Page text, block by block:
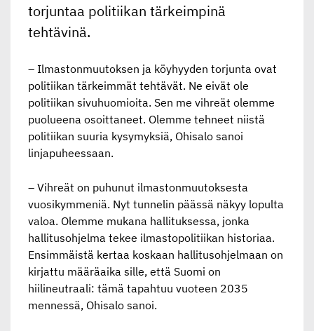
torjuntaa politiikan tärkeimpinä
tehtävinä.
– Ilmastonmuutoksen ja köyhyyden torjunta ovat
politiikan tärkeimmät tehtävät. Ne eivät ole
politiikan sivuhuomioita. Sen me vihreät olemme
puolueena osoittaneet. Olemme tehneet niistä
politiikan suuria kysymyksiä, Ohisalo sanoi
linjapuheessaan.
– Vihreät on puhunut ilmastonmuutoksesta
vuosikymmeniä. Nyt tunnelin päässä näkyy lopulta
valoa. Olemme mukana hallituksessa, jonka
hallitusohjelma tekee ilmastopolitiikan historiaa.
Ensimmäistä kertaa koskaan hallitusohjelmaan on
kirjattu määräaika sille, että Suomi on
hiilineutraali: tämä tapahtuu vuoteen 2035
mennessä, Ohisalo sanoi.